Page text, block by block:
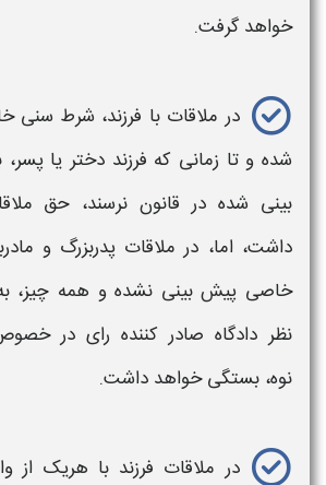
خواهد گرفت.
در ملاقات با فرزند، شرط سنی
شده و تا زمانی که فرزند دختر یا
بینی شده در قانون نرسند، حق
داشت، اما، در ملاقات پدربزرگ و
خاصی پیش بینی نشده و همه چیز،
نظر دادگاه صادر کننده رای در
نوه، بستگی خواهد داشت.
در ملاقات فرزند با هریک از